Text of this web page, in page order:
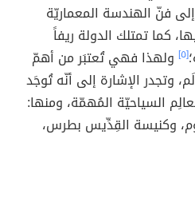
إلى فنّ الهندسة المعماريّة
كما تمتلك الدولة ريفاً
[٥]
ولهذا فهي تُعتبَر من أهمّ
وتجدر الإشارة إلى أنّه تُوجَد
السياحيّة المُهمّة، ومنها:
وكنيسة القِدِّيس بطرس،